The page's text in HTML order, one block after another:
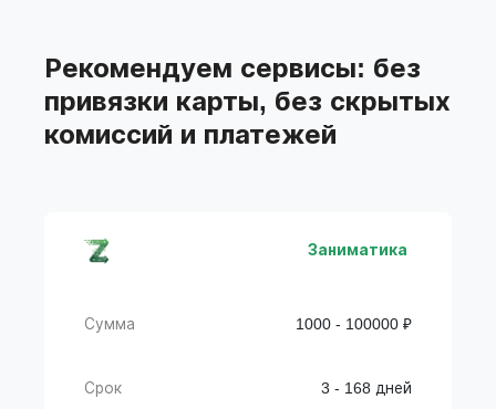
подбора займов
Рекомендуем сервисы: без
привязки карты, без скрытых
комиссий и платежей
Заниматика
Сумма 1000 - 100000 ₽
Срок 3 - 168 дней